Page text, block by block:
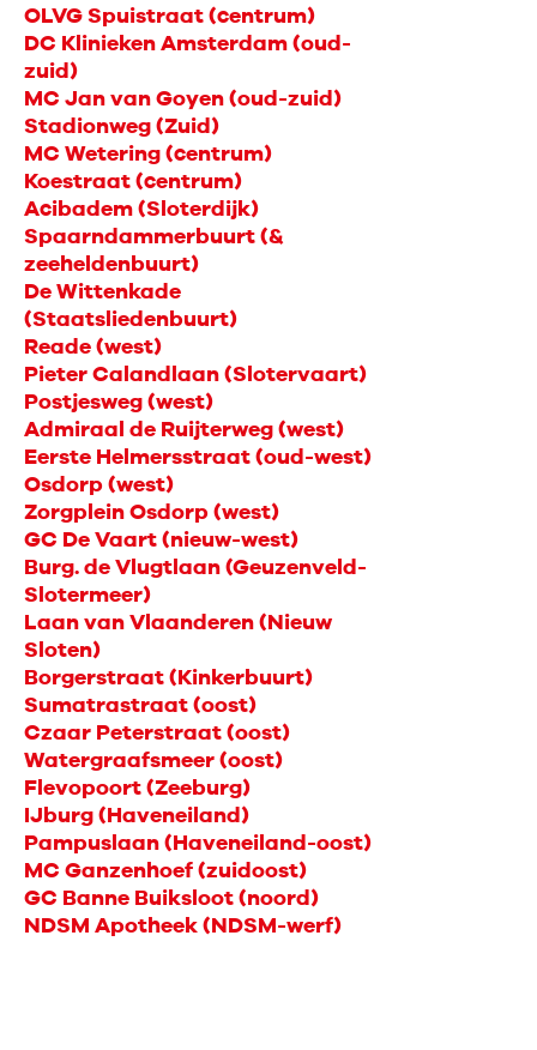
OLVG Spuistraat (centrum)
DC Klinieken Amsterdam (oud-
zuid)
MC Jan van Goyen (oud-zuid)
Stadionweg (Zuid)
MC Wetering (centrum)
Koestraat (centrum)
Acibadem (Sloterdijk)
Spaarndammerbuurt (&
zeeheldenbuurt)
De Wittenkade
(Staatsliedenbuurt)
Reade (west)
Pieter Calandlaan (Slotervaart)
Postjesweg (west)
Admiraal de Ruijterweg (west)
Eerste Helmersstraat (oud-west)
Osdorp (west)
Zorgplein Osdorp (west)
GC De Vaart (nieuw-west)
Burg. de Vlugtlaan (Geuzenveld-
Slotermeer)
Laan van Vlaanderen (Nieuw
Sloten)
Borgerstraat (Kinkerbuurt)
Sumatrastraat (oost)
Czaar Peterstraat (oost)
Watergraafsmeer (oost)
Flevopoort (Zeeburg)
IJburg (Haveneiland)
Pampuslaan (Haveneiland-oost)
MC Ganzenhoef (zuidoost)
GC Banne Buiksloot (noord)
NDSM Apotheek (NDSM-werf)